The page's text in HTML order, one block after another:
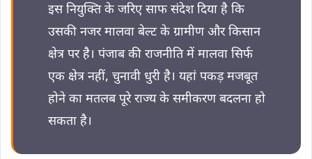
इस नियुक्ति के जरिए साफ संदेश दिया है कि
उसकी नजर मालवा बेल्ट के ग्रामीण और किसान
क्षेत्र पर है। पंजाब की राजनीति में मालवा सिर्फ
एक क्षेत्र नहीं, चुनावी धुरी है। यहां पकड़ मजबूत
होने का मतलब पूरे राज्य के समीकरण बदलना हो
सकता है।